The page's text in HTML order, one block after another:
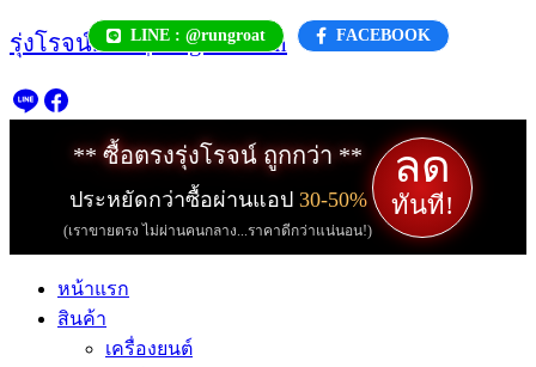
Skip
to
LINE : @rungroat FACEBOOK
รุ่งโรจน์.com | rungroat.com
** ซื้อตรงรุ่งโรจน์ ถูกกว่า **
ประหยัดกว่าซื้อผ่านแอป 30-50%
(เราขายตรง ไม่ผ่านคนกลาง...ราคาดีกว่าแน่นอน!)
ลด
ทันที!
หน้าแรก
สินค้า
เครื่องยนต์